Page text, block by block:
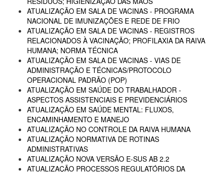
ATUALIZAÇÃO EM SALA DE VACINAS - PROGRAMA
NACIONAL DE IMUNIZAÇÕES E REDE DE FRIO
ATUALIZAÇÃO EM SALA DE VACINAS - REGISTROS
RELACIONADOS À VACINAÇÃO; PROFILAXIA DA RAIVA
HUMANA; NORMA TÉCNICA
ATUALIZAÇÃO EM SALA DE VACINAS - VIAS DE
ADMINISTRAÇÃO E TÉCNICAS/PROTOCOLO
OPERACIONAL PADRÃO (POP)
ATUALIZAÇÃO EM SAÚDE DO TRABALHADOR -
ASPECTOS ASSISTENCIAIS E PREVIDENCIÁRIOS
ATUALIZAÇÃO EM SAÚDE MENTAL: FLUXOS,
ENCAMINHAMENTO E MANEJO
ATUALIZAÇÃO NO CONTROLE DA RAIVA HUMANA
ATUALIZAÇÃO NORMATIVA DE ROTINAS
ADMINISTRATIVAS
ATUALIZAÇÃO NOVA VERSÃO E-SUS AB 2.2
ATUALIZAÇÃO PROCESSOS REGULATÓRIOS DA